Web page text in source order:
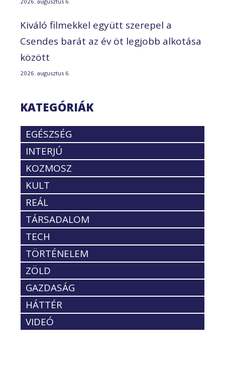
Kiváló filmekkel együtt szerepel a
Csendes barát az év öt legjobb alkotása
között
2026. augusztus 6.
KATEGÓRIÁK
EGÉSZSÉG
INTERJÚ
KOZMOSZ
KULT
REÁL
TÁRSADALOM
TECH
TÖRTÉNELEM
ZÖLD
GAZDASÁG
HÁTTÉR
VIDEÓ